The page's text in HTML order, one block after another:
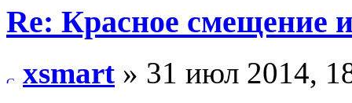
Re: Красное смещение
xsmart » 31 июл 2014,